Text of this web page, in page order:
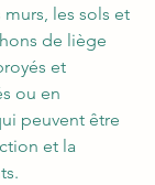
les sols et
de liège
et
ou en
peuvent être
et la